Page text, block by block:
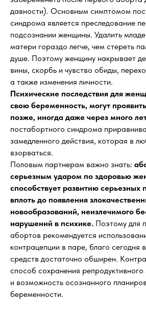
давности). Основным симптомом
синдрома является преследование
подсознании женщины. Удалить
матери гораздо легче, чем стереть
душе. Поэтому женщину накрывает
вины, скорбь и чувство обиды,
а также изменения личности.
Психические последствия для
свою беременность, могут
позже, иногда даже через много
постабортного синдрома
замедленного действия, которая в
взорваться.
Половым партнерам важно знать:
серьезным ударом по здоровью
способствует развитию серьезных
вплоть до появления
новообразований, неизлечимого
нарушений в психике. Поэтому для
абортов рекомендуется
контрацепции в паре, благо сегодня
средств достаточно обширен.
способ сохранения
и возможность осознанного
беременности.